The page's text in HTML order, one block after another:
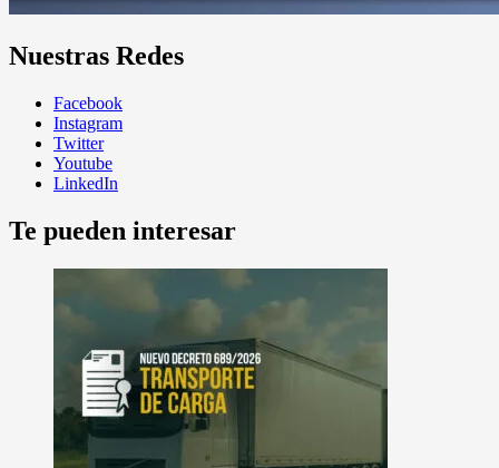
Nuestras Redes
Facebook
Instagram
Twitter
Youtube
LinkedIn
Te pueden interesar